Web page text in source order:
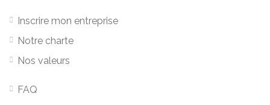
Inscrire mon entreprise
Notre charte
Nos valeurs
FAQ